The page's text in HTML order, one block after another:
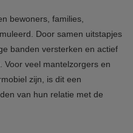
bewoners, families,
Door samen uitstapjes
banden versterken en actief
Voor veel mantelzorgers en
zijn, is dit een
van hun relatie met de